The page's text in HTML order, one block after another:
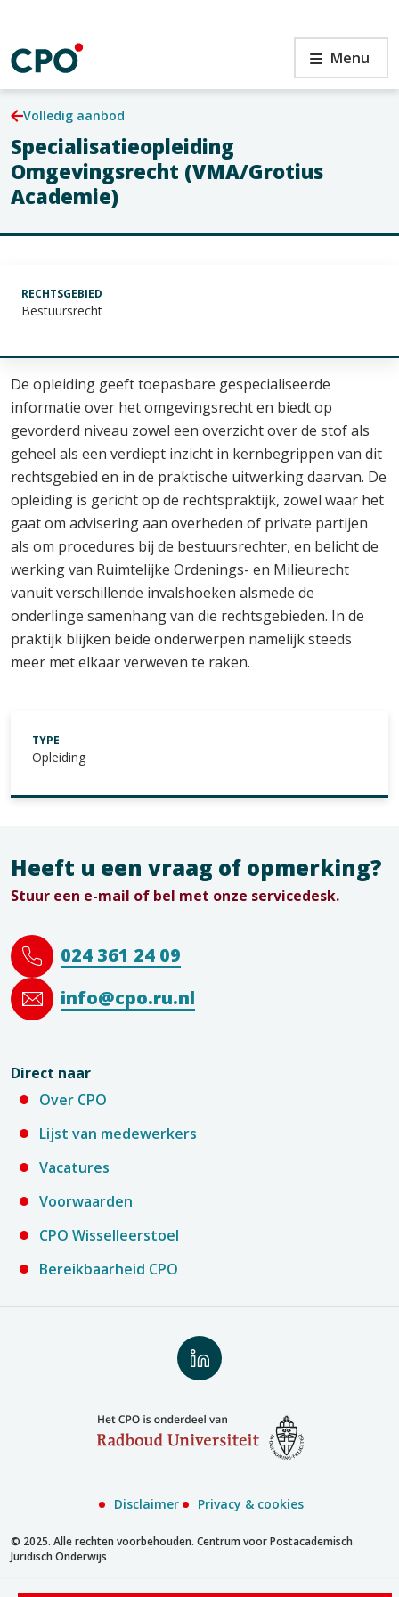
de
inhoud
Specialisatieopleiding
Omgevingsrecht
(VMA/Grotius
Academie)
Menu
Volledig aanbod
Specialisatieopleiding
Omgevingsrecht (VMA/Grotius
Academie)
De opleiding geeft toepasbare gespecialiseerde
informatie over het omgevingsrecht en biedt op
gevorderd niveau zowel een overzicht over de stof als
geheel als een verdiept inzicht in kernbegrippen van dit
rechtsgebied en in de praktische uitwerking daarvan. De
opleiding is gericht op de rechtspraktijk, zowel waar het
gaat om advisering aan overheden of private partijen
als om procedures bij de bestuursrechter, en belicht de
werking van Ruimtelijke Ordenings- en Milieurecht
vanuit verschillende invalshoeken alsmede de
onderlinge samenhang van die rechtsgebieden. In de
praktijk blijken beide onderwerpen namelijk steeds
meer met elkaar verweven te raken.
TYPE
Opleiding
RECHTSGEBIED
Bestuursrecht
Heeft u een vraag of opmerking?
Stuur een e-mail of bel met onze servicedesk.
024 361 24 09
info@cpo.ru.nl
Direct naar
Over CPO
Lijst van medewerkers
Vacatures
Voorwaarden
CPO Wisselleerstoel
Bereikbaarheid CPO
Volg
ons
LinkedIn
© 2025. Alle rechten voorbehouden. Centrum voor Postacademisch
Juridisch Onderwijs
Disclaimer Privacy & cookies